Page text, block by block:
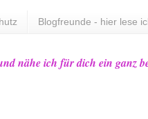
Blogfreunde - hier lese
nähe ich für dich ein ganz